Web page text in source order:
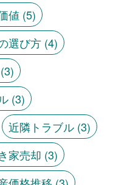
値 (5)
選び方(4)
(3)
(3)
近隣トラブル(3)
家売却 (3)